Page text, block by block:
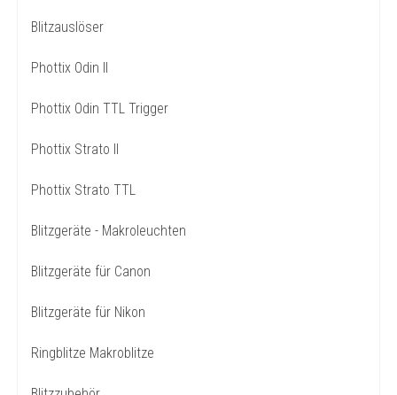
Blitzauslöser
Phottix Odin II
Phottix Odin TTL Trigger
Phottix Strato II
Phottix Strato TTL
Blitzgeräte - Makroleuchten
Blitzgeräte für Canon
Blitzgeräte für Nikon
Ringblitze Makroblitze